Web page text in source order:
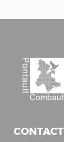
CONTACT